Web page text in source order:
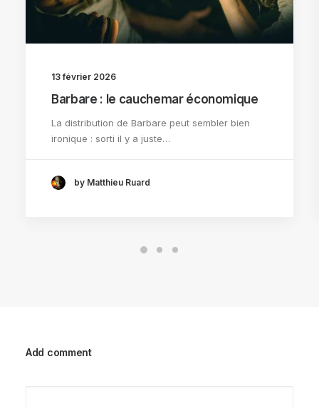
13 février 2026
Barbare : le cauchemar économique
La distribution de Barbare peut sembler bien
ironique : sorti il y a juste…
by Matthieu Ruard
Add comment